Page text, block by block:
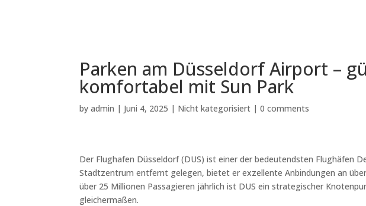
Parken am Düsseldorf Airport –
komfortabel mit Sun Park
byadmin | Juni 4, 2025 | Nicht kategorisiert |0 comments
Der Flughafen Düsseldorf (DUS) ist einer der bedeutendsten Flughäfen
Stadtzentrum entfernt gelegen, bietet er exzellente Anbindungen an
über 25 Millionen Passagieren jährlich ist DUS ein strategischer
gleichermaßen.